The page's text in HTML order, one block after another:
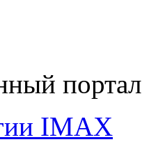
портал
IMAX